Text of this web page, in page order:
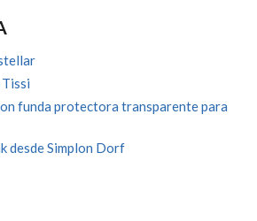
funda protectora transparente para
desde Simplon Dorf